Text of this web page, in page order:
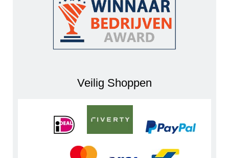
Veilig Shoppen